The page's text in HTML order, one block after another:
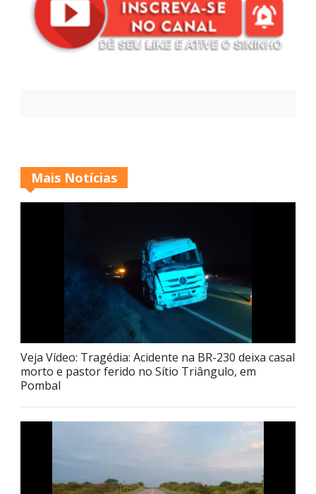
Mais Notícias
Veja Vídeo: Tragédia: Acidente na BR-230 deixa casal
morto e pastor ferido no Sítio Triângulo, em
Pombal